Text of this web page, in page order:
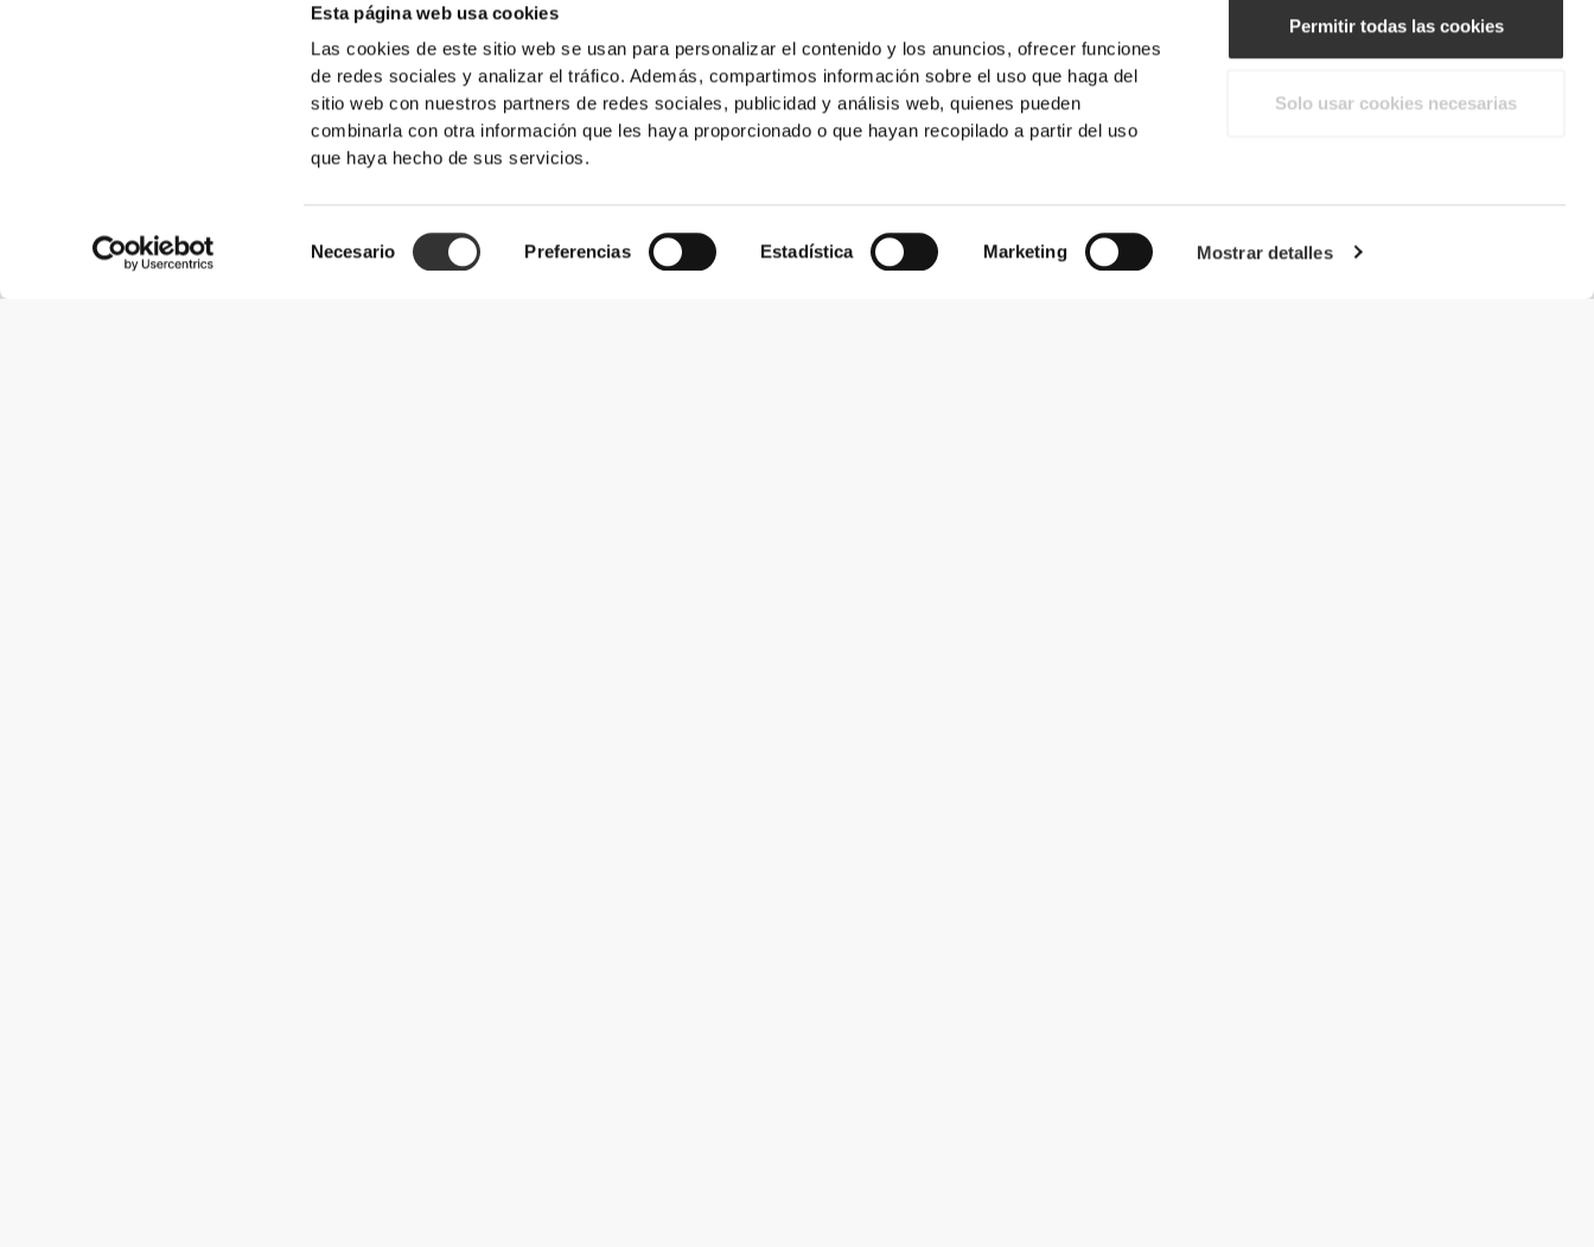
Esta página web usa cookies
Las cookies de este sitio web se usan para personalizar el contenido y los anuncios, ofrecer funciones
de redes sociales y analizar el tráfico. Además, compartimos información sobre el uso que haga del
sitio web con nuestros partners de redes sociales, publicidad y análisis web, quienes pueden
combinarla con otra información que les haya proporcionado o que hayan recopilado a partir del uso
que haya hecho de sus servicios.
de
Necesario Preferencias Estadística Marketing Mostrar detalles
Permitir todas las cookies
Solo usar cookies necesarias
CARACTERÍSTICAS DEL PRODUCTO
ELASTICIDAD BIDIRECCIONAL